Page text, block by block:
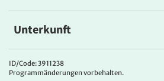
Unterkunft
4****Hotel Evenia Rosselló
Das komfortable Stadthotel liegt im
wenige Meter vom Passeig de Gràcia und
ID/Code: 3911238
Programmänderungen vorbehalten.